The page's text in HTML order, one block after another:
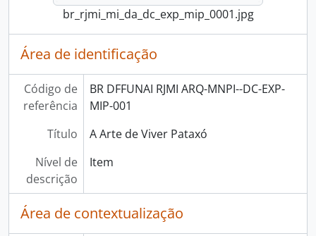
br_rjmi_mi_da_dc_exp_mip_0001.jpg
Área de identificação
Código de
referência
BR DFFUNAI RJMI ARQ-MNPI--DC-EXP-
MIP-001
Título
A Arte de Viver Pataxó
Nível de
descrição
Item
Área de contextualização